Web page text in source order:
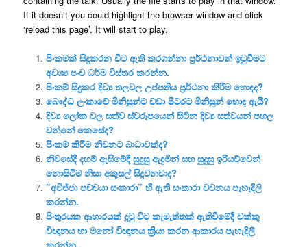
If it doesn’t you could highlight the browser window and click
‘reload this page’. It will start to play.
පිංකමක් සිදුකරන විට ඇති කරගන්නා ප්‍රර්ථනාවන් ඉටුවීමට
අවශ්‍ය පංච ධර්ම විස්තර කරන්න.
පිංකම් සිදුකර දිව්‍ය තලවල උප්පතිය ප්‍රර්ථනා කිරීම හොඳද?
බෞද්ධ ලංකාවේ මිනිසුන්ට වඩා පිටරට මිනිසුන් හොඳ ඇයි?
දිව්‍ය ලෝක වල සත්ව ස්වරූපයෙන් සිටින දිව්‍ය සත්වයන් පහල
වන්නේ කෙසේද?
පිංකම් කිරීම නිවනට බාධාවක්ද?
නිවසේදී දහම් ඇසීමේදී සුදුසු ඇඳුමින් සහ සුදුසු ඉරියව්වෙන්
නොසිටීම නිසා අකුසල් සිදුවනවාද?
”අවිජ්ජා පච්චයා සංකාරා” හි ඇති සංකාරා වචනය පැහැදිලි
කරන්න.
පිංතුරයක ආහාරයක් දුටු විට කැමැත්තක් ඇතිවීමේදී චක්කු
විඥානය හා මනෝ විඥානය ක්‍රියා කරන ආකාරය පැහැදිලි